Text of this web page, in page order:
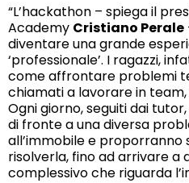
“L’hackathon – spiega il
Academy Cristiano Perale
diventare una grande
‘professionale’. I ragazzi,
come affrontare problemi
chiamati a lavorare in
Ogni giorno, seguiti dai
di fronte a una diversa
all’immobile e proporranno
risolverla, fino ad arrivare a
complessivo che riguarda